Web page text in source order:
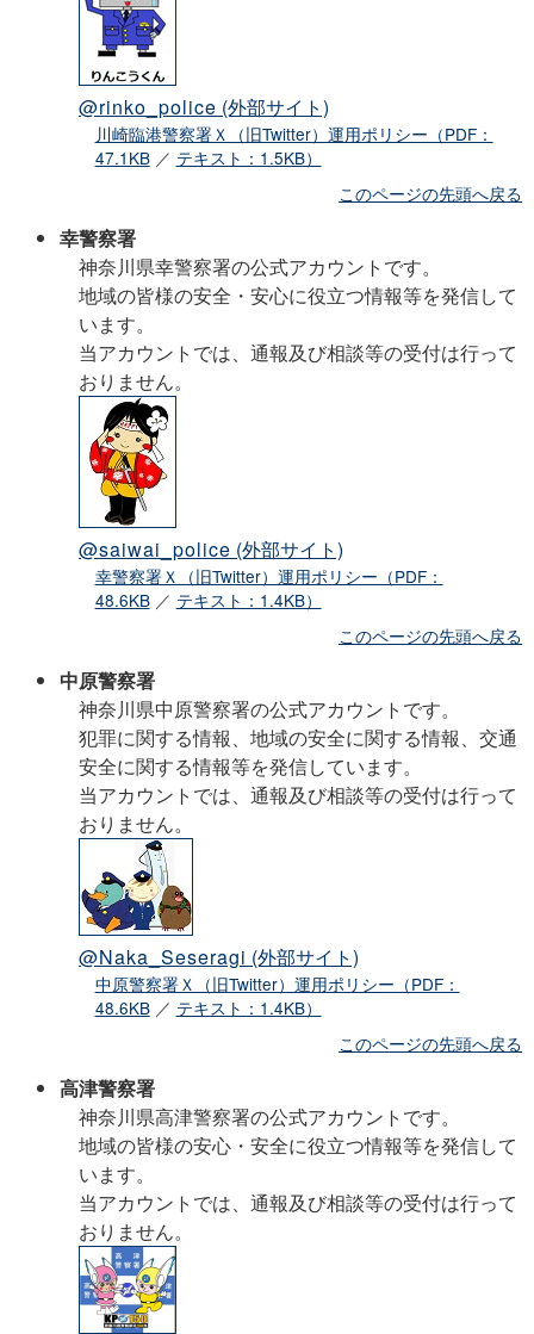
@rinko_police (外部サイト)
川崎臨港警察署Ｘ（旧Twitter）運用ポリシー（PDF：
47.1KB／ テキスト：1.5KB）
このページの先頭へ戻る
幸警察署
神奈川県幸警察署の公式アカウントです。
地域の皆様の安全・安心に役立つ情報等を発信して
います。
当アカウントでは、通報及び相談等の受付は行って
おりません。
@saiwai_police (外部サイト)
幸警察署Ｘ（旧Twitter）運用ポリシー（PDF：
48.6KB／ テキスト：1.4KB）
このページの先頭へ戻る
中原警察署
神奈川県中原警察署の公式アカウントです。
犯罪に関する情報、地域の安全に関する情報、交通
安全に関する情報等を発信しています。
当アカウントでは、通報及び相談等の受付は行って
おりません。
@Naka_Seseragi (外部サイト)
中原警察署Ｘ（旧Twitter）運用ポリシー（PDF：
48.6KB／ テキスト：1.4KB）
このページの先頭へ戻る
高津警察署
神奈川県高津警察署の公式アカウントです。
地域の皆様の安心・安全に役立つ情報等を発信して
います。
当アカウントでは、通報及び相談等の受付は行って
おりません。